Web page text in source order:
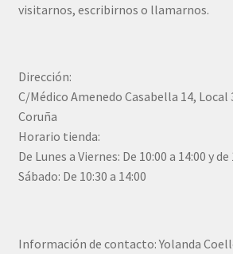
visitarnos, escribirnos o llamarnos.
Dirección:
C/Médico Amenedo Casabella 14, Local
Coruña
Horario tienda:
De Lunes a Viernes: De 10:00 a 14:00 y de
Sábado: De 10:30 a 14:00
Información de contacto: Yolanda